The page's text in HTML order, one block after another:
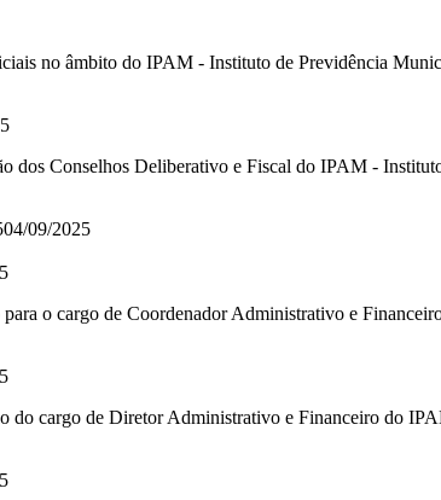
no âmbito do IPAM - Instituto de Previdência
dos Conselhos Deliberativo e Fiscal do IPAM -
04/09/2025
para o cargo de Coordenador Administrativo e
do cargo de Diretor Administrativo e Financeiro do